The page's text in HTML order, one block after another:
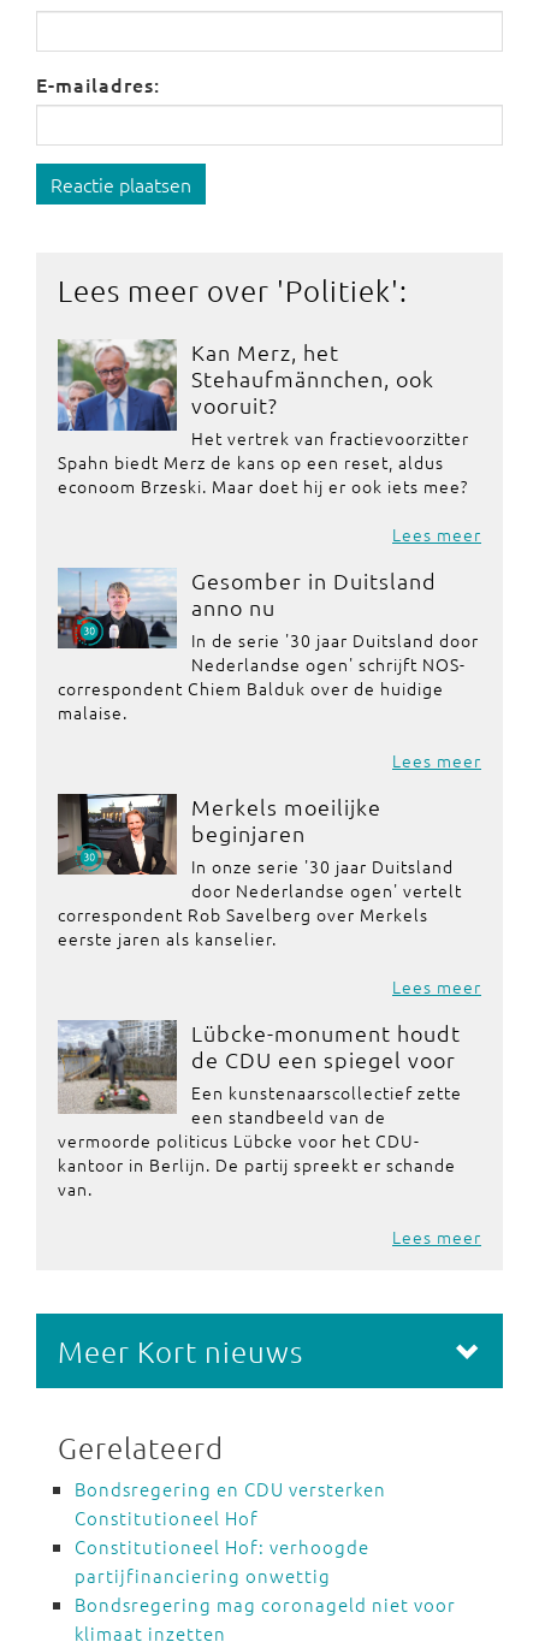
E-mailadres:
Reactie plaatsen
Lees meer over 'Politiek':
Kan Merz, het
Stehaufmännchen, ook
vooruit?
Het vertrek van fractievoorzitter
Spahn biedt Merz de kans op een reset, aldus
econoom Brzeski. Maar doet hij er ook iets mee?
Lees meer
Gesomber in Duitsland
anno nu
In de serie '30 jaar Duitsland door
Nederlandse ogen' schrijft NOS-
correspondent Chiem Balduk over de huidige
malaise.
Lees meer
Merkels moeilijke
beginjaren
In onze serie '30 jaar Duitsland
door Nederlandse ogen' vertelt
correspondent Rob Savelberg over Merkels
eerste jaren als kanselier.
Lees meer
Lübcke-monument houdt
de CDU een spiegel voor
Een kunstenaarscollectief zette
een standbeeld van de
vermoorde politicus Lübcke voor het CDU-
kantoor in Berlijn. De partij spreekt er schande
van.
Lees meer
Meer Kort nieuws
Gerelateerd
Bondsregering en CDU versterken
Constitutioneel Hof
Constitutioneel Hof: verhoogde
partijfinanciering onwettig
Bondsregering mag coronageld niet voor
klimaat inzetten